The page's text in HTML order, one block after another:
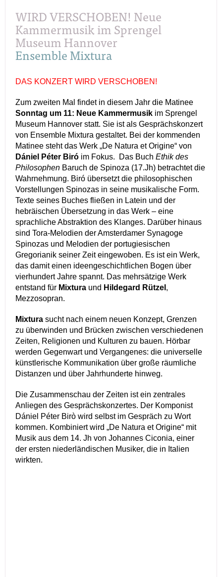
WIRD VERSCHOBEN! Neue
Kammermusik im Sprengel
Museum Hannover
Ensemble Mixtura
DAS KONZERT WIRD VERSCHOBEN!
Zum zweiten Mal findet in diesem Jahr die Matinee
Sonntag um 11: Neue Kammermusik im Sprengel
Museum Hannover statt. Sie ist als Gesprächskonzert
von Ensemble Mixtura gestaltet. Bei der kommenden
Matinee steht das Werk „De Natura et Origine“ von
Dániel Péter Biró im Fokus. Das Buch Ethik des
Philosophen Baruch de Spinoza (17.Jh) betrachtet die
Wahrnehmung. Biró übersetzt die philosophischen
Vorstellungen Spinozas in seine musikalische Form.
Texte seines Buches fließen in Latein und der
hebräischen Übersetzung in das Werk – eine
sprachliche Abstraktion des Klanges. Darüber hinaus
sind Tora-Melodien der Amsterdamer Synagoge
Spinozas und Melodien der portugiesischen
Gregorianik seiner Zeit eingewoben. Es ist ein Werk,
das damit einen ideengeschichtlichen Bogen über
vierhundert Jahre spannt. Das mehrsätzige Werk
entstand für Mixtura und Hildegard Rützel ,
Mezzosopran.
Mixtura sucht nach einem neuen Konzept, Grenzen
zu überwinden und Brücken zwischen verschiedenen
Zeiten, Religionen und Kulturen zu bauen. Hörbar
werden Gegenwart und Vergangenes: die universelle
künstlerische Kommunikation über große räumliche
Distanzen und über Jahrhunderte hinweg.
Die Zusammenschau der Zeiten ist ein zentrales
Anliegen des Gesprächskonzertes. Der Komponist
Dániel Péter Birò wird selbst im Gespräch zu Wort
kommen. Kombiniert wird „De Natura et Origine“ mit
Musik aus dem 14. Jh von Johannes Ciconia, einer
der ersten niederländischen Musiker, die in Italien
wirkten.